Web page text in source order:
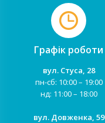
Графік роботи
вул. Стуса, 28
пн-сб: 10:00 – 19:00
нд: 11:00 – 18:00
вул. Довженка, 59